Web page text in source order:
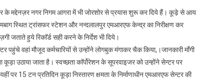
के मद्देनज़र नगर निगम आगरा में भी जोरशोर से प्रयास शुरू कर दिये हैं। कूडे़ से आय
स्थित ट्रांसफर स्टेशन और नन्दलालपुर एमआरएफ केन्द्र का निरीक्षण कर
जताते हुये रिकाॅर्ड सही करने के निर्देश भी दिये।
वहां मौजूद कर्मचारियों से उन्होंने लोगबुक मंगाकर चैक किया,।जानकारी माँगी
उठाया जाता है। स्वच्छता काॅर्पोरेशन के सूपरवाइजर को उन्होंने सेन्टर पर
पर 15 टन प्रतिदिन कूड़ा निस्तारण क्षमता के निर्माणाधीन एमआरएफ सेन्टर की